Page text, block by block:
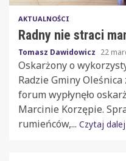
AKTUALNOŚCI
Radny nie straci
Tomasz Dawidowicz 22
Oskarżony o
Radzie Gminy
forum wypłynęło
Marcinie Korzępie.
rumieńców,... Czytaj dalej